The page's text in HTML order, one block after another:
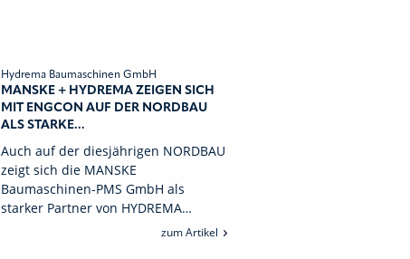
Hydrema Baumaschinen GmbH
MANSKE + HYDREMA ZEIGEN SICH
MIT ENGCON AUF DER NORDBAU
ALS STARKE...
Auch auf der diesjährigen NORDBAU
zeigt sich die MANSKE
Baumaschinen-PMS GmbH als
starker Partner von HYDREMA…
zum Artikel